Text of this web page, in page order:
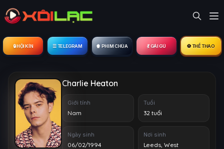
🔒︎ HỘI KÍN ☰ TELEGRAM 🍿 PHIM CHÙA 💃 GÁI GÚ ⚽ THỂ THAO
Charlie Heaton
Giới tính
Nam
Tuổi
32 tuổi
Ngày sinh
06/02/1994
Nơi sinh
Leeds, West